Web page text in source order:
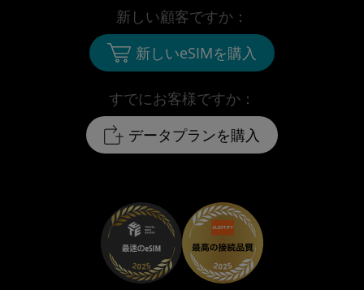
すでにお客様ですか：
データプランを購入
新しい顧客ですか：
新しいeSIMを購入